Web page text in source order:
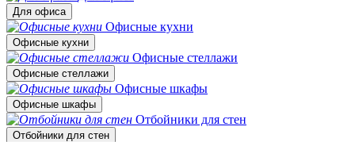
Для офиса
Офисные кухни
Офисные кухни
Офисные стеллажи
Офисные стеллажи
Офисные шкафы
Офисные шкафы
Отбойники для стен
Отбойники для стен